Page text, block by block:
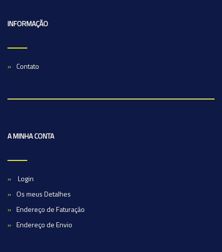
INFORMAÇÃO
Contato
A MINHA CONTA
Login
Os meus Detalhes
Endereço de Faturação
Endereço de Envio